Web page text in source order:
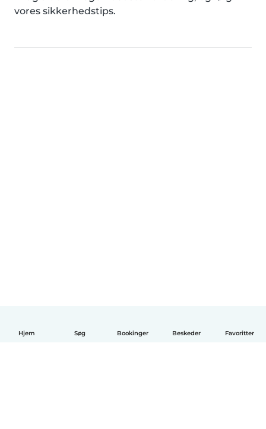
Hjem Søg Bookinger Beskeder Favoritter
vores sikkerhedstips.